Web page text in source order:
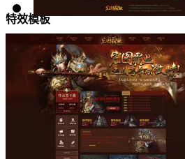
特效模板
标志 登录器 网站模板 精品模板